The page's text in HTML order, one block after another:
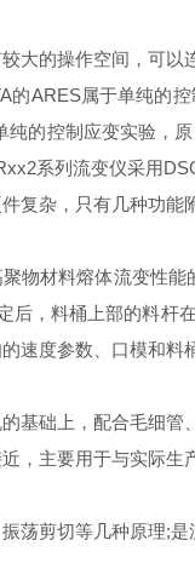
的操作空间，可以连
ARES属于单纯的控
纯的控制应变实验，
系列流变仪采用
杂，只有几种功能附
材料熔体流变性能
后，料桶上部的料杆
速度参数、口模和料
础上，配合毛细管
，主要用于与实际生
剪切等几种原理;是